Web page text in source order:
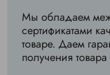
Мы обладаем
сертификатами
товаре. Даем
получения товара